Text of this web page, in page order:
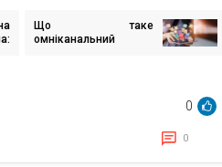
Що таке
омніканальний
0
0